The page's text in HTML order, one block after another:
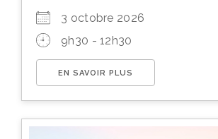
3 octobre 2026
9h30 - 12h30
EN SAVOIR PLUS